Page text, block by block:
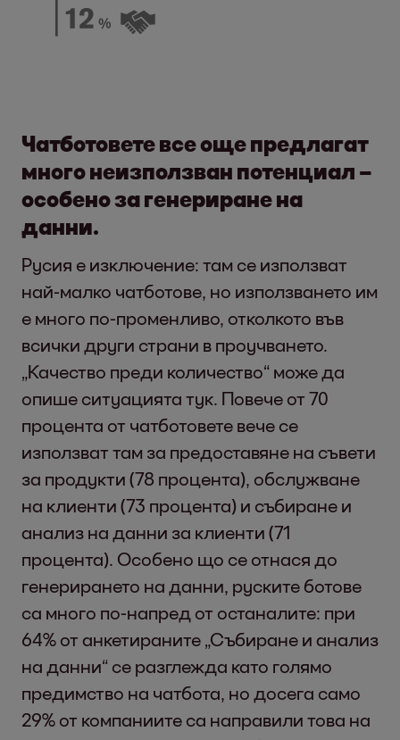
Чатботовете все още предлагат
много неизползван потенциал –
особено за генериране на
данни.
Русия е изключение: там се използват
най-малко чатботове, но използването им
е много по-променливо, отколкото във
всички други страни в проучването.
„Качество преди количество“ може да
опише ситуацията тук. Повече от 70
процента от чатботовете вече се
използват там за предоставяне на съвети
за продукти (78 процента), обслужване
на клиенти (73 процента) и събиране и
анализ на данни за клиенти (71
процента). Особено що се отнася до
генерирането на данни, руските ботове
са много по-напред от останалите: при
64% от анкетираните „Събиране и анализ
на данни“ се разглежда като голямо
предимство на чатбота, но досега само
29% от компаниите са направили това на